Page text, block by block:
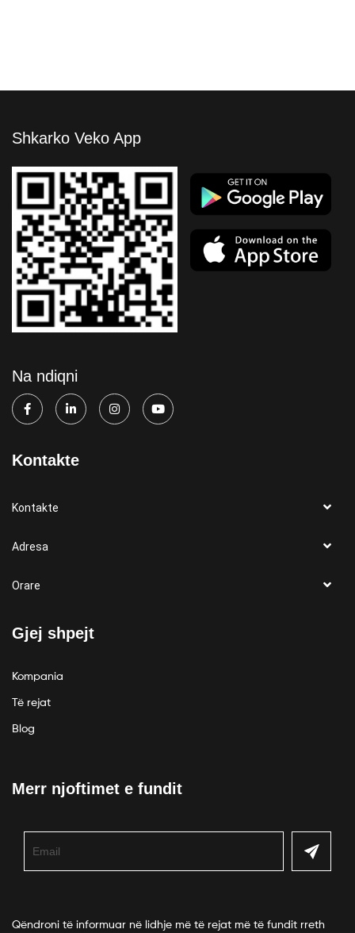
Shkarko Veko App
Na ndiqni
Kontakte
Kontakte
Adresa
Orare
Gjej shpejt
Kompania
Të rejat
Blog
Merr njoftimet e fundit
Qëndroni të informuar në lidhje më të rejat më të fundit rreth